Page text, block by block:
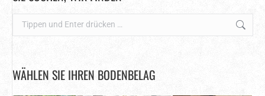
Search:
WÄHLEN SIE IHREN BODENBELAG